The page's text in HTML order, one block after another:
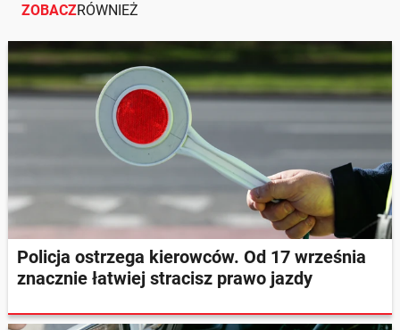
ZOBACZRÓWNIEŻ
Policja ostrzega kierowców. Od 17 września
znacznie łatwiej stracisz prawo jazdy